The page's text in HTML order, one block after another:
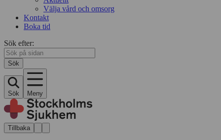
Välja vård och omsorg
Kontakt
Boka tid
Sök efter:
Sök
Sök Meny
Tillbaka